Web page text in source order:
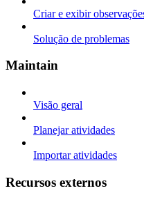
Criar e exibir
Solução de problemas
Maintain
Visão geral
Planejar atividades
Importar atividades
Recursos externos